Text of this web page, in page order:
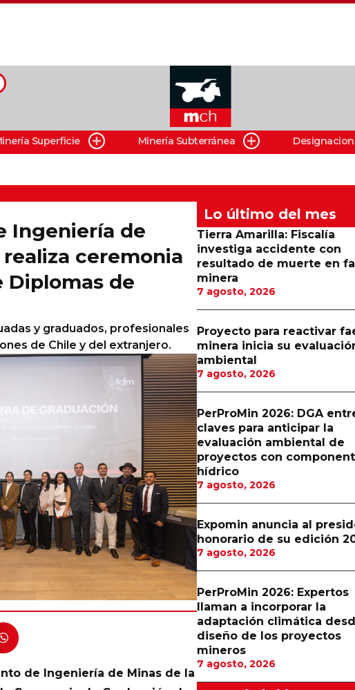
Superficie Minería Subterránea
Ingeniería de
realiza ceremonia
Diplomas de
y graduados, profesionales
de Chile y del extranjero.
de Ingeniería de Minas de la
Lo último del mes
Tierra Amarilla: Fiscalía
investiga accidente con
resultado de muerte en
minera
7 agosto, 2026
Proyecto para reactivar
minera inicia su
ambiental
7 agosto, 2026
PerProMin 2026: DGA
claves para anticipar la
evaluación ambiental de
proyectos con
hídrico
7 agosto, 2026
Expomin anuncia al
honorario de su edición
7 agosto, 2026
PerProMin 2026: Expertos
llaman a incorporar la
adaptación climática
diseño de los proyectos
mineros
7 agosto, 2026